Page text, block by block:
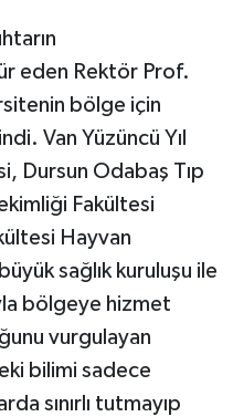
eden Rektör Prof.
bölge için
Van Yüzüncü Yıl
Dursun Odabaş Tıp
Fakültesi
Hayvan
sağlık kuruluşu ile
bölgeye hizmet
vurgulayan
bilimi sadece
sınırlı tutmayıp